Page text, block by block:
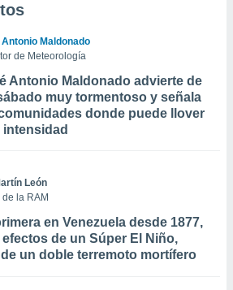
Maldonado
de Meteorología
Antonio Maldonado advierte de
muy tormentoso y señala
donde puede llover
intensidad
León
la RAM
en Venezuela desde 1877,
de un Súper El Niño,
un doble terremoto mortífero